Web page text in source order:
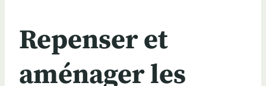
Repenser et
aménager les